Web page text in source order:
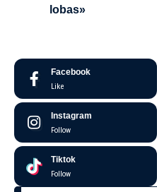
lobas»
Facebook
Like
Instagram
Follow
Tiktok
Follow